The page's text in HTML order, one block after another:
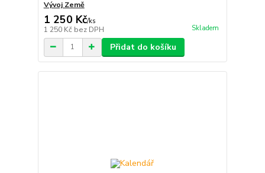
Vývoj Země
1 250 Kč/ks
1 250 Kč bez DPH Skladem
Přidat do košíku